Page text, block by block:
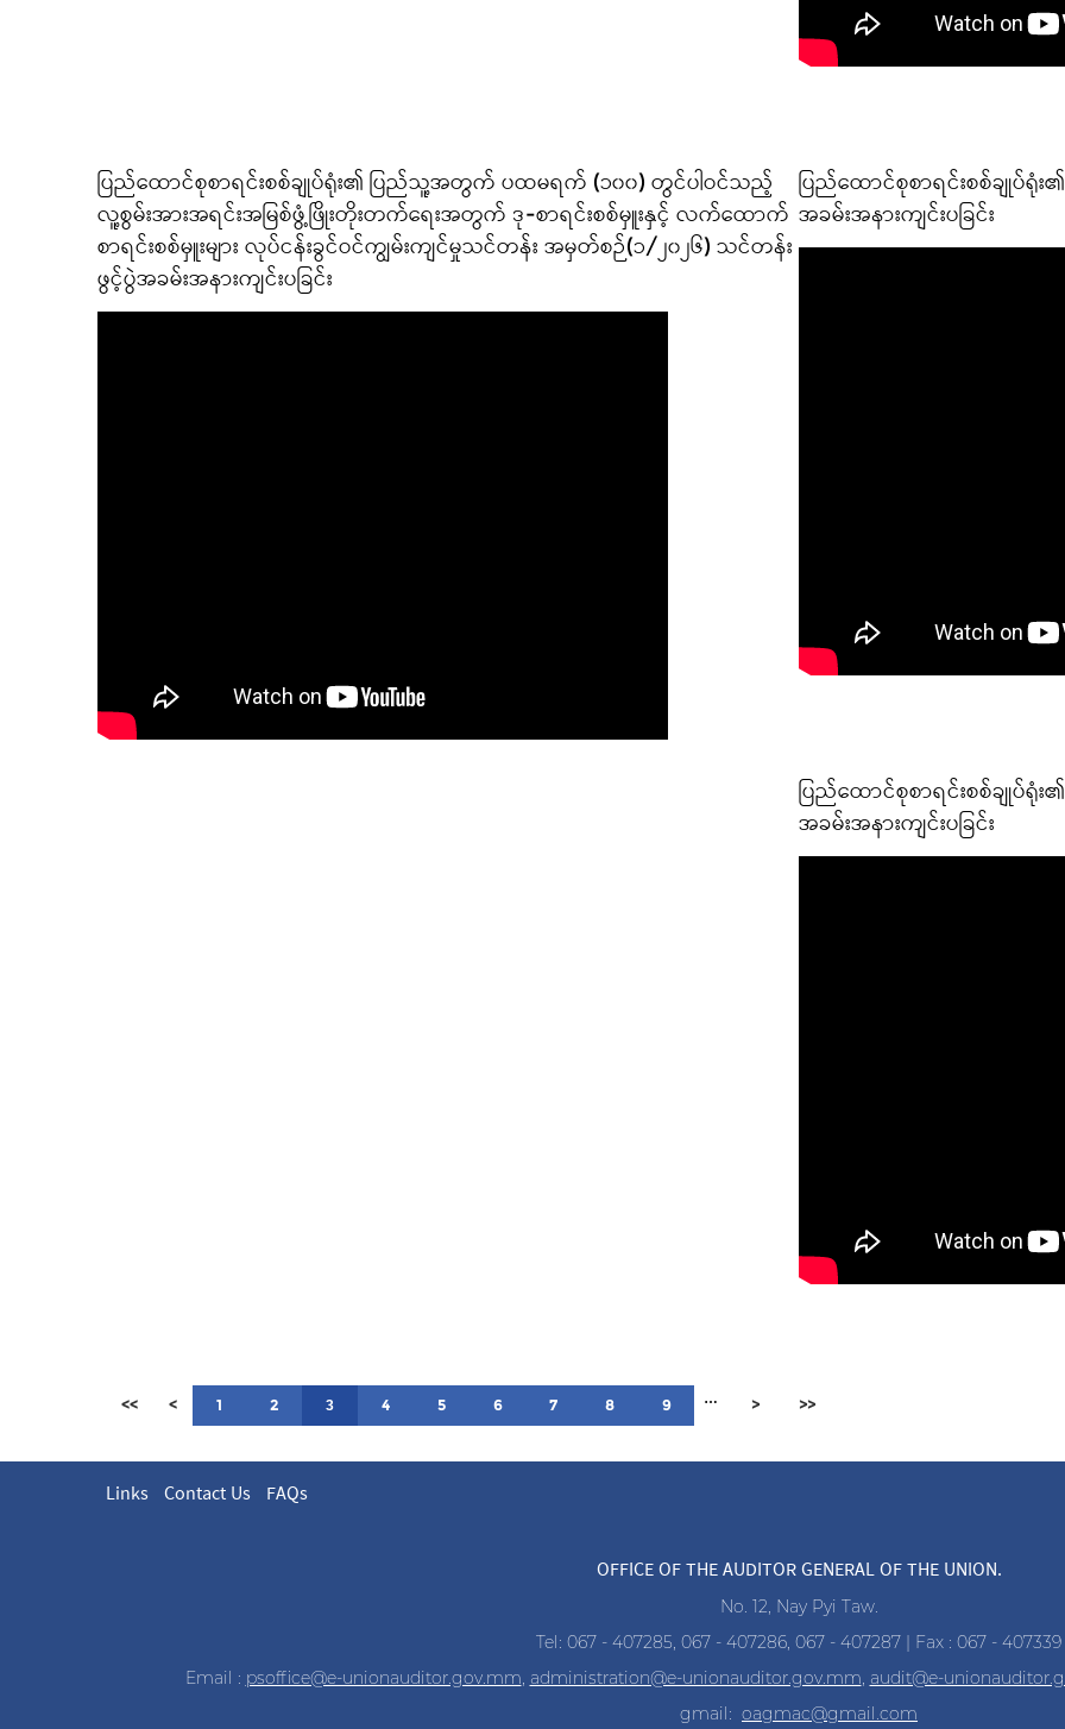
ပြည်ထောင်စုစာရင်းစစ်ချုပ်ရုံး၏ ပြည်သူ့အတွက် ပထမရက် (၁၀၀) တွင်ပါဝင်သည့်
လူ့စွမ်းအားအရင်းအမြစ်ဖွံ့ဖြိုးတိုးတက်ရေးအတွက် ဒု-စာရင်းစစ်မှူးနှင့် လက်ထောက်
စာရင်းစစ်မှူးများ လုပ်ငန်းခွင်ဝင်ကျွမ်းကျင်မှုသင်တန်း အမှတ်စဉ်(၁/၂၀၂၆) သင်တန်း
ဖွင့်ပွဲအခမ်းအနားကျင်းပခြင်း
ပြည်ထောင်စုစာရင်းစစ်ချုပ်
အခမ်းအနားကျင်းပခြင်း
ပြည်ထောင်စုစာရင်းစစ်ချုပ်
အခမ်းအနားကျင်းပခြင်း
<< < 1 2 3 4 5 6 7 8 9 … > >>
Links Contact Us FAQs
OFFICE OF THE AUDITOR GENERAL OF THE UNION.
No. 12, Nay Pyi Taw.
Tel: 067 - 407285, 067 - 407286, 067 - 407287 | Fax : 067 - 407339
Email : psoffice@e-unionauditor.gov.mm, administration@e-unionauditor.gov.mm, audit@e-
gmail: oagmac@gmail.com